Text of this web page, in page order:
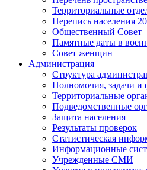
Территориальные
Перепись населения
Общественный Совет
Памятные даты в
Совет женщин
Администрация
Структура
Полномочия, задачи и
Территориальные
Подведомственные
Защита населения
Результаты проверок
Статистическая
Информационные
Учрежденные СМИ